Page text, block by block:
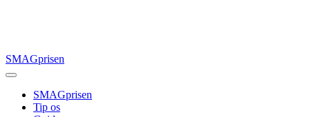
SMAGprisen
SMAGprisen
Tip os